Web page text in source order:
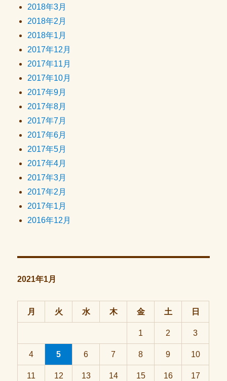
2018年3月
2018年2月
2018年1月
2017年12月
2017年11月
2017年10月
2017年9月
2017年8月
2017年7月
2017年6月
2017年5月
2017年4月
2017年3月
2017年2月
2017年1月
2016年12月
2021年1月
月 火 水 木 金 土 日
1 2 3
4 5 6 7 8 9 10
11 12 13 14 15 16 17